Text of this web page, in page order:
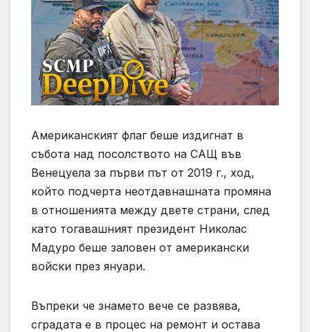
Американският флаг беше издигнат в
събота над посолството на САЩ във
Венецуела за първи път от 2019 г., ход,
който подчерта неотдавнашната промяна
в отношенията между двете страни, след
като тогавашният президент Николас
Мадуро беше заловен от американски
войски през януари.
Въпреки че знамето вече се развява,
сградата е в процес на ремонт и остава